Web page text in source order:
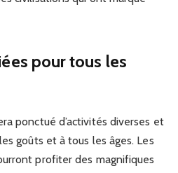
pour tous les
ponctué d’activités diverses et
goûts et à tous les âges. Les
profiter des magnifiques